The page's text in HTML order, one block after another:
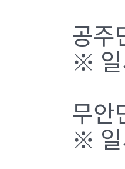
공주
※ 일
무안
※ 일